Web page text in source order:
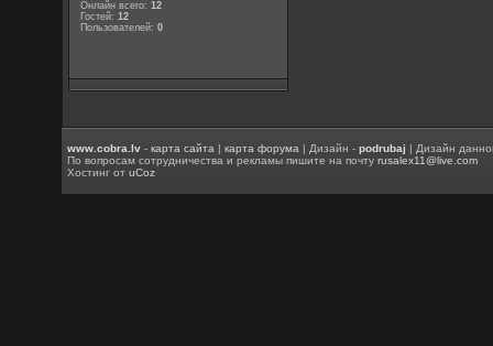
Онлайн всего:12
Гостей:12
Пользователей:0
www.cobra.lv -карта сайта |карта форума | Дизайн -podrubaj | Дизайн
По вопросам сотрудничества и рекламы пишите на почтуrusalex11@live.com
Хостинг отuCoz